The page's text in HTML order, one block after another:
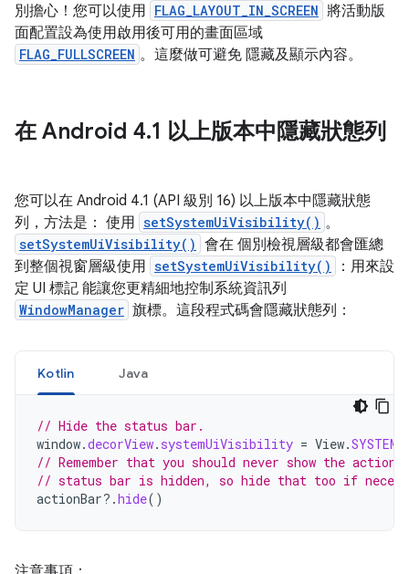
別擔心！您可以使用 FLAG_LAYOUT_IN_SCREEN 將活動版
面配置設為使用啟用後可用的畫面區域
FLAG_FULLSCREEN 。這麼做可避免 隱藏及顯示內容。
在 Android 4.1 以上版本中隱藏狀態列
您可以在 Android 4.1 (API 級別 16) 以上版本中隱藏狀態
列，方法是： 使用 setSystemUiVisibility() 。
setSystemUiVisibility() 會在 個別檢視層級都會匯總
到整個視窗層級使用 setSystemUiVisibility()
：用來設
定 UI 標記 能讓您更精細地控制系統資訊列
WindowManager 旗標。這段程式碼會隱藏狀態列：
Kotlin Java
// Hide the status bar.
window.decorView. systemUiVisibility = View.
// Remember that you should never show the
// status bar is hidden, so hide that too if
actionBar?.hide()